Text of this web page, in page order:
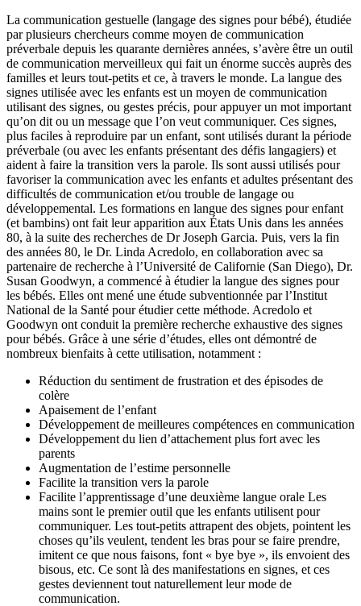
La communication gestuelle (langage des signes pour bébé), étudiée
par plusieurs chercheurs comme moyen de communication
préverbale depuis les quarante dernières années, s’avère être un outil
de communication merveilleux qui fait un énorme succès auprès des
familles et leurs tout-petits et ce, à travers le monde. La langue des
signes utilisée avec les enfants est un moyen de communication
utilisant des signes, ou gestes précis, pour appuyer un mot important
qu’on dit ou un message que l’on veut communiquer. Ces signes,
plus faciles à reproduire par un enfant, sont utilisés durant la période
préverbale (ou avec les enfants présentant des défis langagiers) et
aident à faire la transition vers la parole. Ils sont aussi utilisés pour
favoriser la communication avec les enfants et adultes présentant des
difficultés de communication et/ou trouble de langage ou
développemental. Les formations en langue des signes pour enfant
(et bambins) ont fait leur apparition aux États Unis dans les années
80, à la suite des recherches de Dr Joseph Garcia. Puis, vers la fin
des années 80, le Dr. Linda Acredolo, en collaboration avec sa
partenaire de recherche à l’Université de Californie (San Diego), Dr.
Susan Goodwyn, a commencé à étudier la langue des signes pour
les bébés. Elles ont mené une étude subventionnée par l’Institut
National de la Santé pour étudier cette méthode. Acredolo et
Goodwyn ont conduit la première recherche exhaustive des signes
pour bébés. Grâce à une série d’études, elles ont démontré de
nombreux bienfaits à cette utilisation, notamment :
Réduction du sentiment de frustration et des épisodes de
colère
Apaisement de l’enfant
Développement de meilleures compétences en communication
Développement du lien d’attachement plus fort avec les
parents
Augmentation de l’estime personnelle
Facilite la transition vers la parole
Facilite l’apprentissage d’une deuxième langue orale Les
mains sont le premier outil que les enfants utilisent pour
communiquer. Les tout-petits attrapent des objets, pointent les
choses qu’ils veulent, tendent les bras pour se faire prendre,
imitent ce que nous faisons, font « bye bye », ils envoient des
bisous, etc. Ce sont là des manifestations en signes, et ces
gestes deviennent tout naturellement leur mode de
communication.